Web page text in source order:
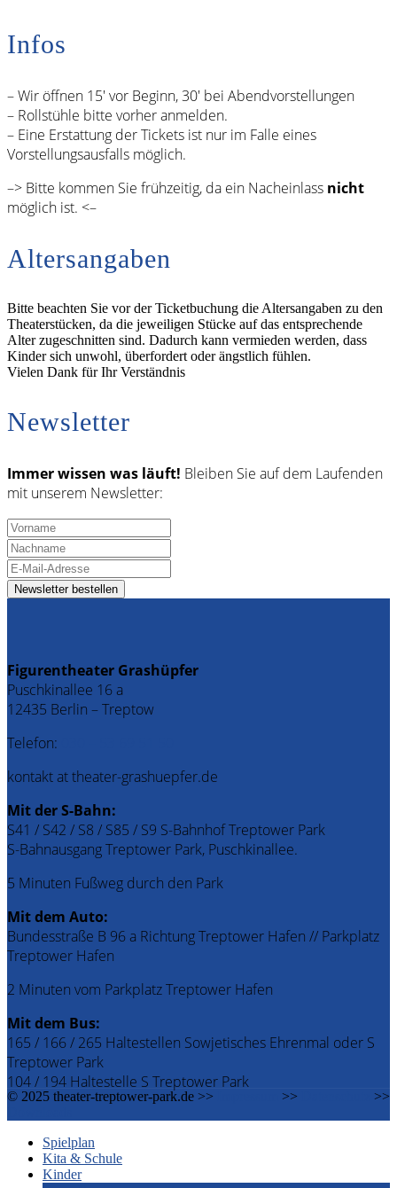
Infos
– Wir öffnen 15′ vor Beginn, 30′ bei Abendvorstellungen
– Rollstühle bitte vorher anmelden.
– Eine Erstattung der Tickets ist nur im Falle eines
Vorstellungsausfalls möglich.
–> Bitte kommen Sie frühzeitig, da ein Nacheinlass nicht
möglich ist. <–
Altersangaben
Bitte beachten Sie vor der Ticketbuchung die Altersangaben zu den
Theaterstücken, da die jeweiligen Stücke auf das entsprechende
Alter zugeschnitten sind. Dadurch kann vermieden werden, dass
Kinder sich unwohl, überfordert oder ängstlich fühlen.
Vielen Dank für Ihr Verständnis
Newsletter
Immer wissen was läuft! Bleiben Sie auf dem Laufenden
mit unserem Newsletter:
Figurentheater Grashüpfer
Puschkinallee 16 a
12435 Berlin – Treptow
Telefon:
kontakt at theater-grashuepfer.de
Mit der S-Bahn:
S41 / S42 / S8 / S85 / S9 S-Bahnhof Treptower Park
S-Bahnausgang Treptower Park, Puschkinallee.
5 Minuten Fußweg durch den Park
Mit dem Auto:
Bundesstraße B 96 a Richtung Treptower Hafen // Parkplatz
Treptower Hafen
2 Minuten vom Parkplatz Treptower Hafen
Mit dem Bus:
165 / 166 / 265 Haltestellen Sowjetisches Ehrenmal oder S
Treptower Park
104 / 194 Haltestelle S Treptower Park
© 2025 theater-treptower-park.de >> >>
>>
Spielplan
Kita & Schule
Kinder